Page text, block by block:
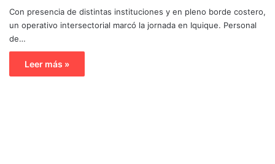
Con presencia de distintas instituciones y en pleno borde costero,
un operativo intersectorial marcó la jornada en Iquique. Personal
de…
Leer más »